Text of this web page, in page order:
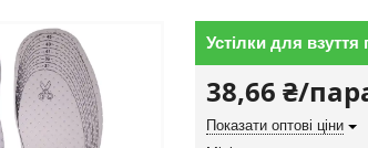
Устілки для
38,66 ₴/
Показати оптові ціни